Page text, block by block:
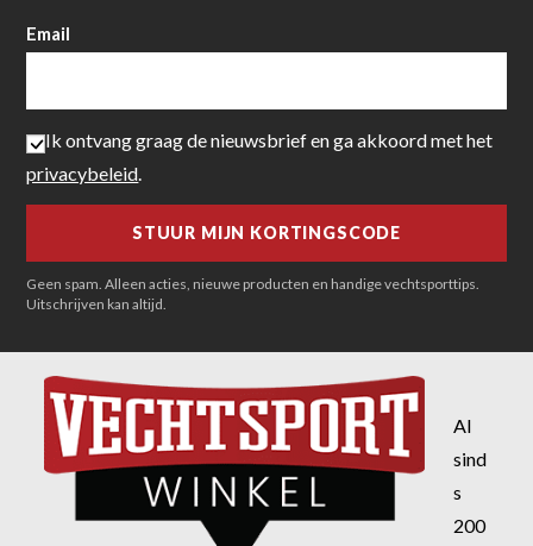
Email
Ik ontvang graag de nieuwsbrief en ga akkoord met het
privacybeleid.
Geen spam. Alleen acties, nieuwe producten en handige vechtsporttips.
Uitschrijven kan altijd.
Al
sind
s
200